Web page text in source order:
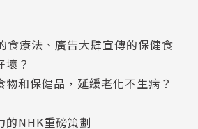
療法、廣告大肆宣傳的保健食
壞？
和保健品，延緩老化不生病？
NHK重磅策劃